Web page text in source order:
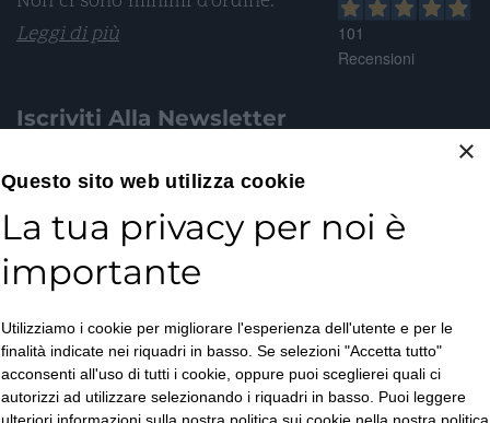
Leggi di più
Iscriviti Alla Newsletter
Email*
Privacy Policy*
ISCRIVITI
101
Recensioni
×
Questo sito web utilizza cookie
La tua privacy per noi è
importante
Utilizziamo i cookie per migliorare l'esperienza dell'utente e per le
finalità indicate nei riquadri in basso. Se selezioni "Accetta tutto"
acconsenti all'uso di tutti i cookie, oppure puoi sceglierei quali ci
autorizzi ad utilizzare selezionando i riquadri in basso. Puoi leggere